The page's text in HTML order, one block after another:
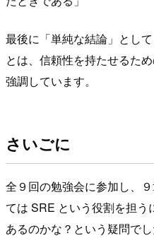
最後に「単純な結論」とし
とは、信頼性を持たせるた
強調しています。
さいごに
全９回の勉強会に参加し、
ては SRE という役割を担
あるのかな？という疑問で